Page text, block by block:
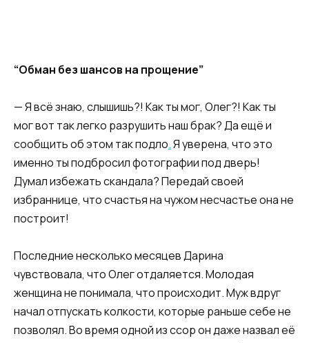
“Обман без шансов на прощение”
— Я всё знаю, слышишь?! Как ты мог, Олег?! Как ты
мог вот так легко разрушить наш брак? Да ещё и
сообщить об этом так подло.Я уверена, что это
именно ты подбросил фотографии под дверь!
Думал избежать скандала? Передай своей
избраннице, что счастья на чужом несчастье она не
построит!
Последние несколько месяцев Дарина
чувствовала, что Олег отдаляется. Молодая
женщина не понимала, что происходит. Муж вдруг
начал отпускать колкости, которые раньше себе не
позволял. Во время одной из ссор он даже назвал её